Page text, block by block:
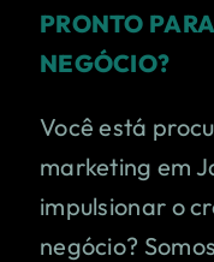
PRONTO
NEGÓCIO?
Você está
marketing em
impulsionar o
negócio?